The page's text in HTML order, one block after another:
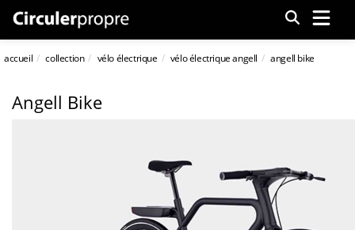
Menu
accueil collection vélo électrique vélo électrique angell angell bike
Angell Bike